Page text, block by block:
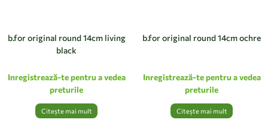
b.for original round 14cm living
black
Inregistrează-te pentru a vedea
preturile
Citește mai mult
b.for original round 14cm ochre
Inregistrează-te pentru a vedea
preturile
Citește mai mult